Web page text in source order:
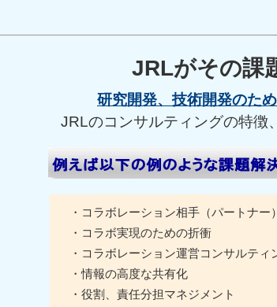
JRLがその課
研究開発、技術開発のた
JRLのコンサルティングの特徴
・コラボレーション相手（パートナー
・コラボ実現のための折衝
・コラボレーション運営コンサルティ
・情報の高度な共有化
・役割、責任分担マネジメント